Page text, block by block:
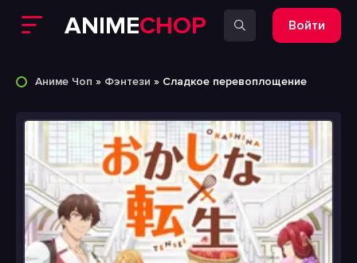
ANIMECHOP Войти
Аниме Чоп » Фэнтези » Сладкое перевоплощение